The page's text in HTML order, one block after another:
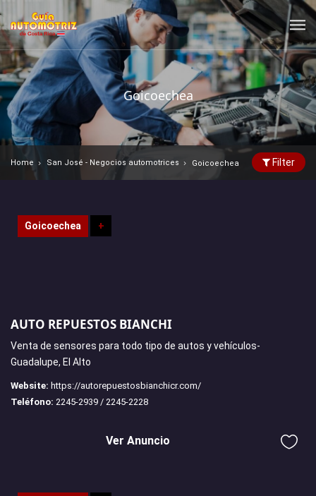
Goicoechea
Home San José - Negocios automotrices Goicoechea Filter
Goicoechea +
AUTO REPUESTOS BIANCHI
Venta de sensores para todo tipo de autos y vehículos-
Guadalupe, El Alto
Website: https://autorepuestosbianchicr.com/
Teléfono: 2245-2939 / 2245-2228
Ver Anuncio